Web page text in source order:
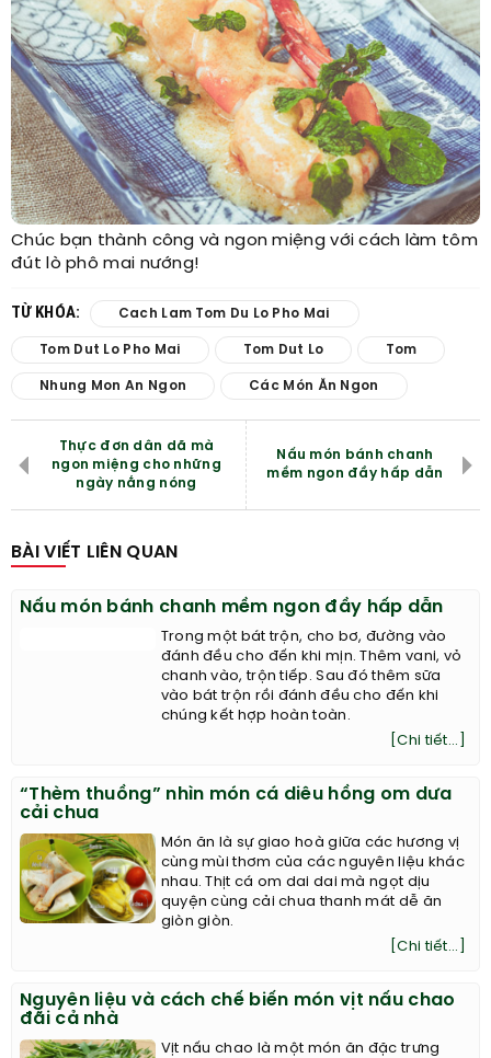
Chúc bạn thành công và ngon miệng với cách làm tôm
đút lò phô mai nướng!
TỪ KHÓA: Cach Lam Tom Du Lo Pho Mai
Tom Dut Lo Pho Mai Tom Dut Lo Tom
Nhung Mon An Ngon Các Món Ăn Ngon
Thực đơn dân dã mà
ngon miệng cho những
ngày nắng nóng
Nấu món bánh chanh
mềm ngon đầy hấp dẫn
BÀI VIẾT LIÊN QUAN
Nấu món bánh chanh mềm ngon đầy hấp dẫn
Trong một bát trộn, cho bơ, đường vào
đánh đều cho đến khi mịn. Thêm vani, vỏ
chanh vào, trộn tiếp. Sau đó thêm sữa
vào bát trộn rồi đánh đều cho đến khi
chúng kết hợp hoàn toàn.
[Chi tiết...]
“Thèm thuồng” nhìn món cá diêu hồng om dưa
cải chua
Món ăn là sự giao hoà giữa các hương vị
cùng mùi thơm của các nguyên liệu khác
nhau. Thịt cá om dai dai mà ngọt dịu
quyện cùng cải chua thanh mát dễ ăn
giòn giòn.
[Chi tiết...]
Nguyên liệu và cách chế biến món vịt nấu chao
đãi cả nhà
Vịt nấu chao là một món ăn đặc trưng